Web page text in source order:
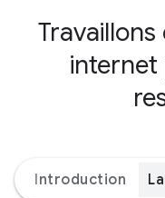
internet
Introduction